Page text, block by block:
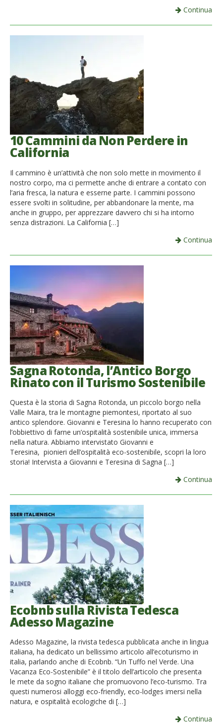
Continua
10 Cammini da Non Perdere in
California
Il cammino è un’attività che non solo mette in movimento il
nostro corpo, ma ci permette anche di entrare a contato con
l’aria fresca, la natura e esserne parte. I cammini possono
essere svolti in solitudine, per abbandonare la mente, ma
anche in gruppo, per apprezzare davvero chi si ha intorno
senza distrazioni. La California […]
Continua
Sagna Rotonda, l’Antico Borgo
Rinato con il Turismo Sostenibile
Questa è la storia di Sagna Rotonda, un piccolo borgo nella
Valle Maira, tra le montagne piemontesi, riportato al suo
antico splendore. Giovanni e Teresina lo hanno recuperato con
l’obbiettivo di farne un’ospitalità sostenibile unica, immersa
nella natura. Abbiamo intervistato Giovanni e
Teresina, pionieri dell’ospitalità eco-sostenibile, scopri la loro
storia! Intervista a Giovanni e Teresina di Sagna […]
Continua
Ecobnb sulla Rivista Tedesca
Adesso Magazine
Adesso Magazine, la rivista tedesca pubblicata anche in lingua
italiana, ha dedicato un bellissimo articolo all’ecoturismo in
italia, parlando anche di Ecobnb. “Un Tuffo nel Verde. Una
Vacanza Eco-Sostenibile” è il titolo dell’articolo che presenta
le mete da sogno italiane che promuovono l’eco-turismo. Tra
questi numerosi alloggi eco-friendly, eco-lodges imersi nella
natura, e ospitalità ecologiche di […]
Continua